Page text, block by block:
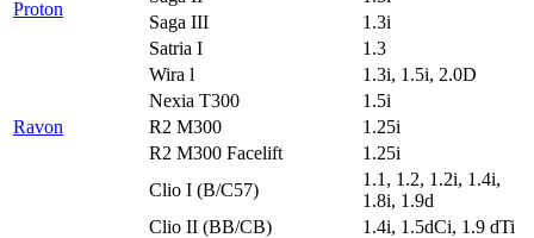
Proton
Saga III
1.3i
Satria I
1.3
Wira l
1.3i, 1.5i, 2.0D
Ravon
Nexia T300
1.5i
R2 M300
1.25i
R2 M300 Facelift
1.25i
Clio I (B/C57)
1.1, 1.2, 1.2i, 1.4i,
1.8i, 1.9d
Clio II (BB/CB)
1.4i, 1.5dCi, 1.9 dTi